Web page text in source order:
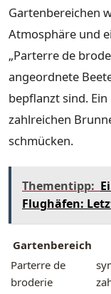
Gartenbereichen
Atmosphäre und
„Parterre de
angeordnete
bepflanzt sind.
zahlreichen
schmücken.
Thementipp:
Flughäfen:
Gartenbereich
Parterre de
broderie